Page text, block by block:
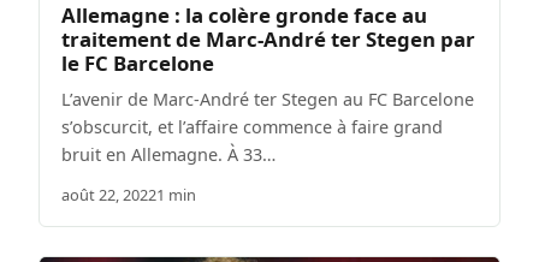
Allemagne : la colère gronde face au
traitement de Marc-André ter Stegen par
le FC Barcelone
L’avenir de Marc-André ter Stegen au FC Barcelone
s’obscurcit, et l’affaire commence à faire grand
bruit en Allemagne. À 33…
août 22, 20221 min